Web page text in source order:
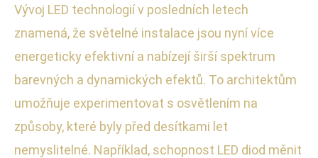
Vývoj LED technologií v posledních letech
znamená, že světelné instalace jsou nyní více
energeticky efektivní a nabízejí širší spektrum
barevných a dynamických efektů. To architektům
umožňuje experimentovat s osvětlením na
způsoby, které byly před desítkami let
nemyslitelné. Například, schopnost LED diod měnit